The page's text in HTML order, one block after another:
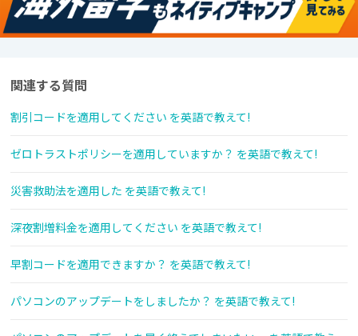
関連する質問
割引コードを適用してください を英語で教えて!
ゼロトラストポリシーを適用していますか？ を英語で教えて!
災害救助法を適用した を英語で教えて!
深夜割増料金を適用してください を英語で教えて!
早割コードを適用できますか？ を英語で教えて!
パソコンのアップデートをしましたか？ を英語で教えて!